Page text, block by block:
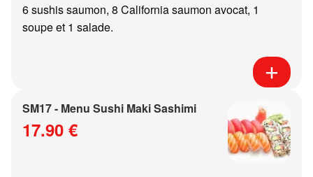
6 sushis saumon, 8 California saumon avocat, 1
soupe et 1 salade.
SM17 - Menu Sushi Maki Sashimi
17.90 €